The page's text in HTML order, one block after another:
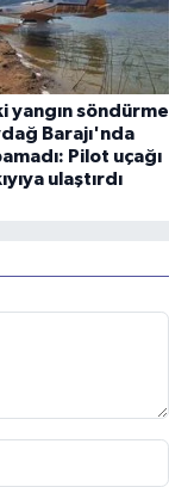
yangın söndürme
Barajı'nda
Pilot uçağı
ulaştırdı